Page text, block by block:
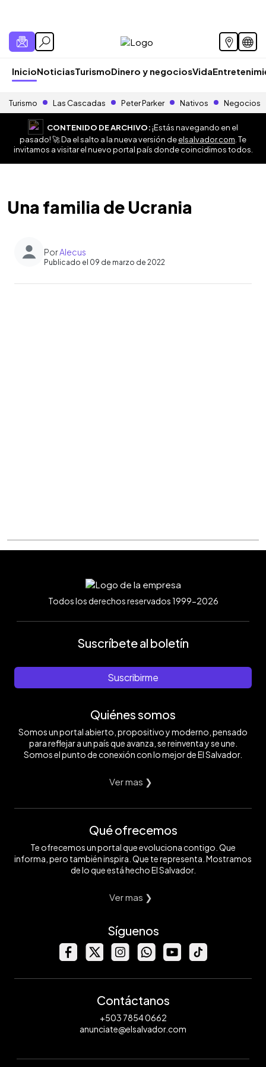
InicioNoticiasTurismoDinero y negociosVida
Turismo Las Cascadas Peter Parker Nativos Negocios
CONTENIDO DE ARCHIVO:¡Estás navegando en el
pasado! 🚀 Da el salto a la nueva versión deelsalvador.com . Te
invitamos a visitar el nuevo portal país donde coincidimos todos.
Una familia de Ucrania
PorAlecus
Publicado el 09 de marzo de 2022
Todos los derechos reservados 1999-2026
Suscríbete al boletín
Suscribirme
Quiénes somos
Somos un portal abierto, propositivo y moderno, pensado
para reflejar a un país que avanza, se reinventa y se une.
Somos el punto de conexión con lo mejor de El Salvador.
Ver mas ❯
Qué ofrecemos
Te ofrecemos un portal que evoluciona contigo. Que
informa, pero también inspira. Que te representa. Mostramos
de lo que está hecho El Salvador.
Ver mas ❯
Síguenos
Contáctanos
+503 7854 0662
anunciate@elsalvador.com